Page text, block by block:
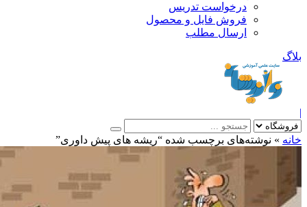
درخواست تدریس
فروش فایل و محصول
ارسال مطلب
»نوشته‌های برچسب شده “ریشه های پیش داوری”